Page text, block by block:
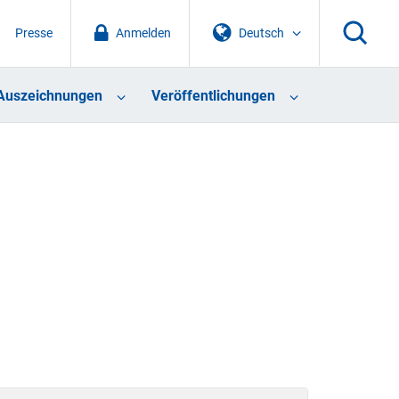
Deutsch
Anmelden
Presse
Veröffentlichungen